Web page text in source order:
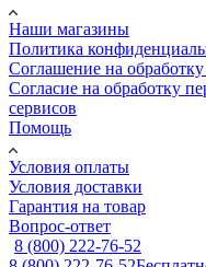
Наши магазины
Политика
Соглашение на
Согласие на обработку
сервисов
Помощь
Условия оплаты
Условия доставки
Гарантия на товар
Вопрос-ответ
8 (800) 222-76-52